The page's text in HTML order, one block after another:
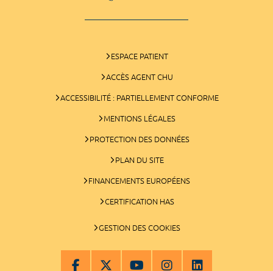
ESPACE PATIENT
ACCÈS AGENT CHU
ACCESSIBILITÉ : PARTIELLEMENT CONFORME
MENTIONS LÉGALES
PROTECTION DES DONNÉES
PLAN DU SITE
FINANCEMENTS EUROPÉENS
CERTIFICATION HAS
GESTION DES COOKIES